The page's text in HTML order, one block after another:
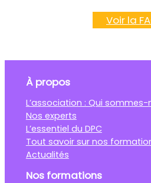
Voir la
À propos
L’association : Qui sommes-
Nos experts
L’essentiel du DPC
Tout savoir sur nos
Actualités
Nos formations